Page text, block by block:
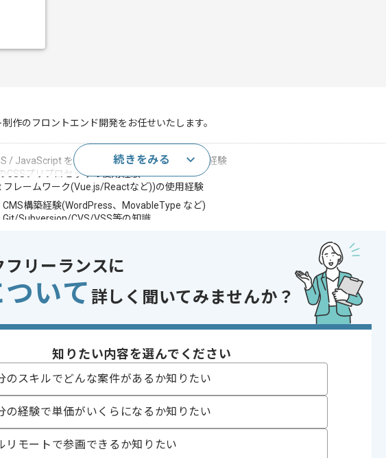
作のフロントエンド開発をお任せいたします。
/ JavaScript を用いたWebサービス開発の実務経験
CSSプリプロセッサの使用経験
フレームワーク(Vue.js/Reactなど))の使用経験
CMS構築経験(WordPress、MovableType など)
Git/Subversion/CVS/VSS等の知識
験やスキルをお持ちであれば申し込み可能なケースもございます！まずはお気軽にご相談ください！
React , Vue.js
CVS , WordPress , Git , SVN , Subversion
Webサイト
長期プロジェクト , 急募
有
140時間〜180時間
15日
続きをみる
フリーランスに
いて 詳しく聞いてみませんか？
知りたい内容を選んでください
のスキルでどんな案件があるか知りたい
の経験で単価がいくらになるか知りたい
リモートで参画できるか知りたい